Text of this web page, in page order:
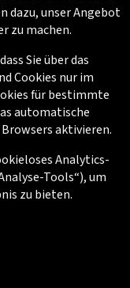
dazu, unser Angebot
zu machen.
Sie über das
Cookies nur im
für bestimmte
automatische
aktivieren.
Analytics-
Tools“), um
zu bieten.